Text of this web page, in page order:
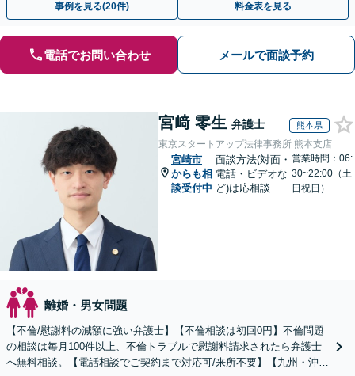
事例を見る(20件) 料金表を見る
電話でお問い合わせ メールで面談予約
宮﨑 零生 弁護士 熊本県
東京スタートアップ法律事務所 熊本支店
宮崎市
からも相
談受付中
面談方法(対面・
電話・ビデオな
ど)は応相談
営業時間：06:
30~22:00（土
日祝日）
離婚・男女問題
【不倫/慰謝料の減額に強い弁護士】【不倫相談は初回0円】不倫問題
の相談は毎月100件以上、不倫トラブルで慰謝料請求されたら弁護士
へ無料相談。【電話相談でご契約まで対応可/来所不要】【九州・沖縄